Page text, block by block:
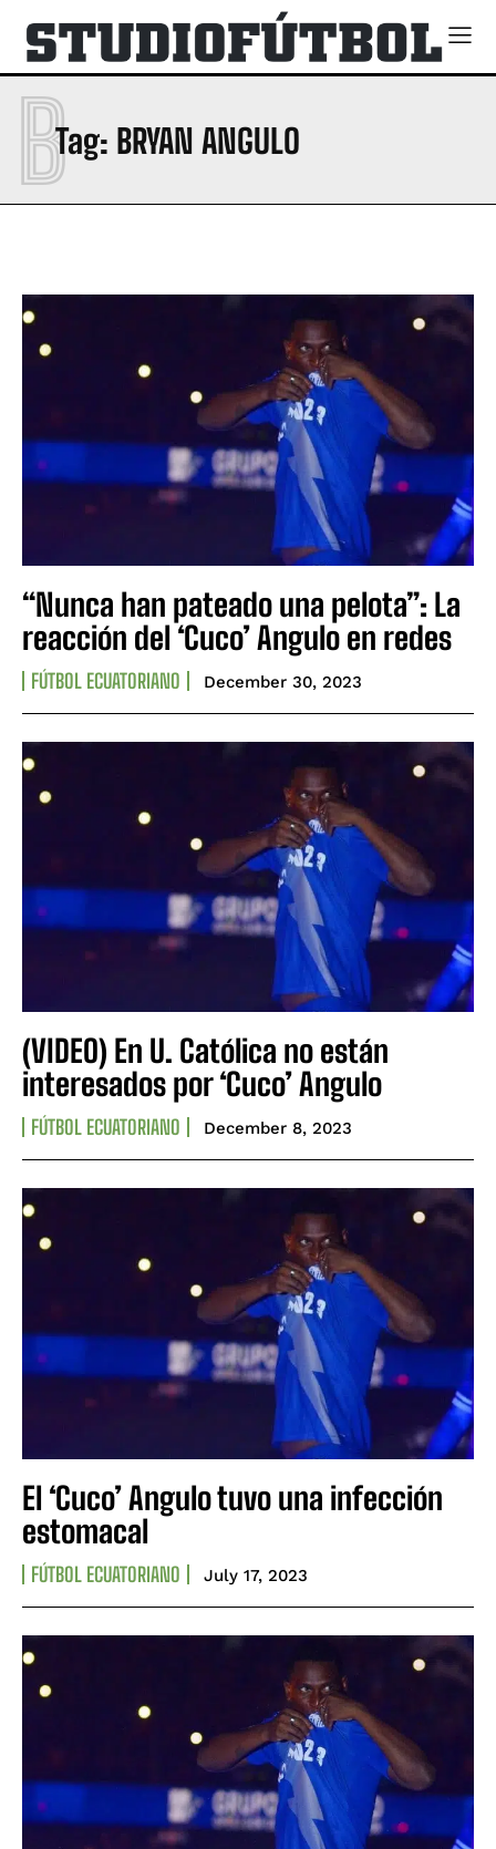
Tag: BRYAN ANGULO
B
“Nunca han pateado una pelota”: La
reacción del ‘Cuco’ Angulo en redes
FÚTBOL ECUATORIANO December 30, 2023
(VIDEO) En U. Católica no están
interesados por ‘Cuco’ Angulo
FÚTBOL ECUATORIANO December 8, 2023
El ‘Cuco’ Angulo tuvo una infección
estomacal
FÚTBOL ECUATORIANO July 17, 2023